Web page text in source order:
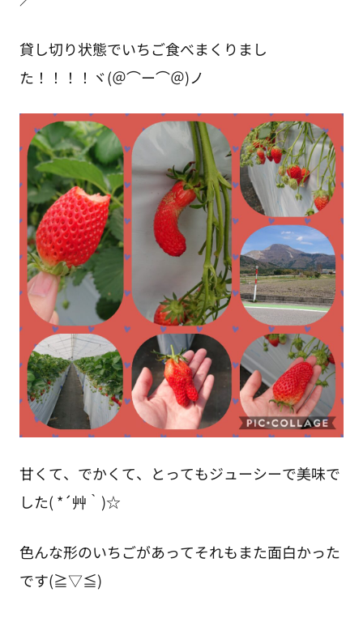
貸し切り状態でいちご食べまくりまし
た！！！！ヾ(＠⌒ー⌒＠)ノ
甘くて、でかくて、とってもジューシーで美味で
した( *´艸｀)☆
色んな形のいちごがあってそれもまた面白かった
です(≧▽≦)